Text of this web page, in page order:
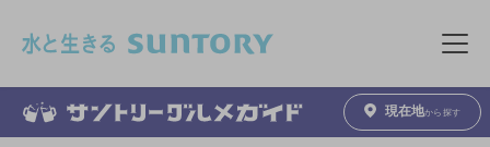
メニュ
現在地から探す